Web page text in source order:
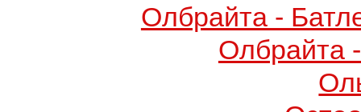
Олбрайта -
Олбрайта